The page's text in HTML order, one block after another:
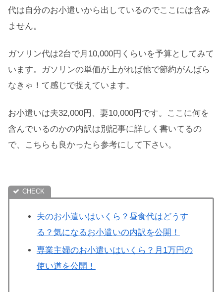
代は自分のお小遣いから出しているのでここには含み
ません。
ガソリン代は2台で月10,000円くらいを予算としてみて
います。ガソリンの単価が上がれば他で節約がんばら
なきゃ！て感じで捉えています。
お小遣いは夫32,000円、妻10,000円です。ここに何を
含んでいるのかの内訳は別記事に詳しく書いてるの
で、こちらも良かったら参考にして下さい。
夫のお小遣いはいくら？昼食代はどうす
る？気になるお小遣いの内訳を公開！
専業主婦のお小遣いはいくら？月1万円の
使い道を公開！